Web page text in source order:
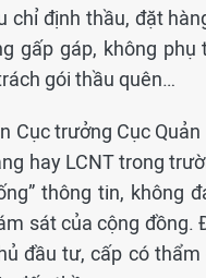
chỉ định thầu, đặt
gấp gáp, không
gói thầu quên…
Cục trưởng Cục
hay LCNT trong
thông tin, không
sát của cộng đồng.
đầu tư, cấp có